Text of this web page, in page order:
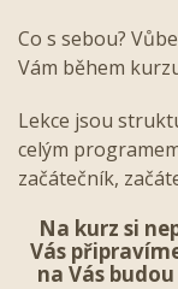
Co s sebou?
Vám během
Lekce jsou
celým
začátečník,
Na kurz si
Vás
na Vás